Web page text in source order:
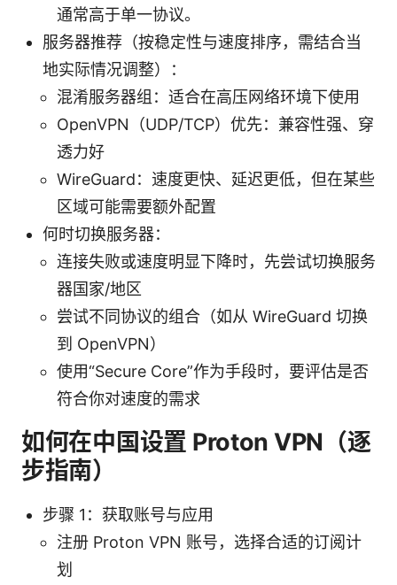
通常高于单一协议。
服务器推荐（按稳定性与速度排序，需结合当
地实际情况调整）：
混淆服务器组：适合在高压网络环境下使用
OpenVPN（UDP/TCP）优先：兼容性强、穿
透力好
WireGuard：速度更快、延迟更低，但在某些
区域可能需要额外配置
何时切换服务器：
连接失败或速度明显下降时，先尝试切换服务
器国家/地区
尝试不同协议的组合（如从 WireGuard 切换
到 OpenVPN）
使用“Secure Core”作为手段时，要评估是否
符合你对速度的需求
如何在中国设置 Proton VPN（逐
步指南）
步骤 1：获取账号与应用
注册 Proton VPN 账号，选择合适的订阅计
划